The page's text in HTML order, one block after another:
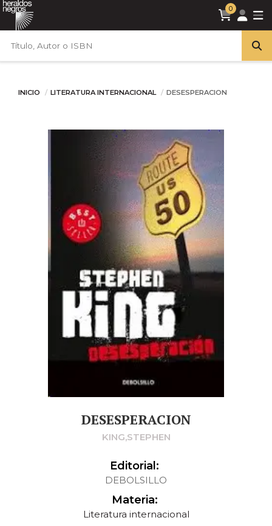
0
INICIO LITERATURA INTERNACIONAL DESESPERACION
DESESPERACION
KING,STEPHEN
Editorial:
DEBOLSILLO
Materia:
Literatura internacional